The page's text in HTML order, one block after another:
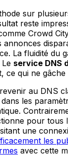
sur
reste
Crowd
La fluidité du
service DNS
ce qui ne gâche
au DNS
les
pour tous
une
les
avec cette